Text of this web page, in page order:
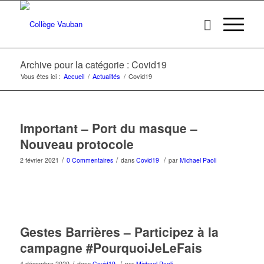
Archive pour la catégorie : Covid19
Vous êtes ici : Accueil / Actualités / Covid19
Important – Port du masque –
Nouveau protocole
2 février 2021 / 0 Commentaires / dans Covid19 / par Michael Paoli
Gestes Barrières – Participez à la
campagne #PourquoiJeLeFais